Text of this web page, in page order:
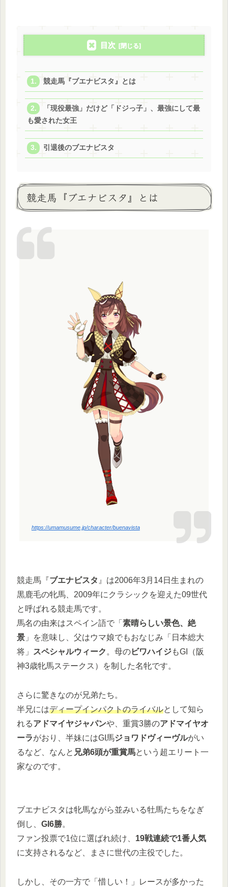
目次
競走馬『ブエナビスタ』とは
「現役最強」だけど「ドジっ子」、最強にして最
も愛された女王
引退後のブエナビスタ
競走馬『ブエナビスタ』とは
https://umamusume.jp/character/buenavista
競走馬『ブエナビスタ 』は2006年3月14日生まれの
黒鹿毛の牝馬、2009年にクラシックを迎えた09世代
と呼ばれる競走馬です。
馬名の由来はスペイン語で「 素晴らしい景色、絶
景 」を意味し、父はウマ娘でもおなじみ「日本総大
将」
スペシャルウィーク 。母のビワハイジもGI（阪
神3歳牝馬ステークス）を制した名牝です。
さらに驚きなのが兄弟たち。
半兄にはディープインパクトのライバルとして知ら
れるアドマイヤジャパンや、重賞3勝のアドマイヤオ
ーラがおり、半妹にはGI馬ジョワドヴィーヴルがい
るなど、なんと 兄弟6頭が重賞馬という超エリート一
家なのです。
ブエナビスタは牝馬ながら並みいる牡馬たちをなぎ
倒し、 GI6勝。
ファン投票で1位に選ばれ続け、 19戦連続で1番人気
に支持されるなど、まさに世代の主役でした。
しかし、その一方で「惜しい！」レースが多かった